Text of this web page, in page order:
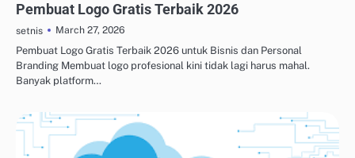
Pembuat Logo Gratis Terbaik 2026
setnis
March 27, 2026
Pembuat Logo Gratis Terbaik 2026 untuk Bisnis dan Personal
Branding Membuat logo profesional kini tidak lagi harus mahal.
Banyak platform…